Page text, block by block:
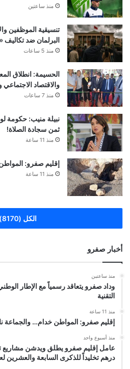
منذ ساعتين
تنسيقية الموظفين
البرلمان ضد تكاليف
منذ 5 ساعات
الحسيمة: انطلاق
والاقتصاد الاجتماعي
منذ 7 ساعات
نبيلة منيب: حكومة
ثمن سجادة الصلاة!
منذ 11 ساعة
إقليم صفرو:
منذ 11 ساعة
الكل (8170)
أخبار صفرو
منذ ساعتين
وداد صفرو يتعاقد رسمياً مع الإطار
التقنية
منذ 11 ساعة
إقليم صفرو: المواطن خدام… والجماعة
منذ أسبوع واحد
درهم تخليداً للذكرى السابعة والعشرين